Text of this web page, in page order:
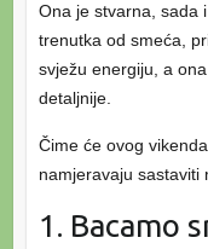
Ona je stvarna, sada
trenutka od smeća,
svježu energiju, a
detaljnije.
Čime će ovog
namjeravaju sastaviti
1. Bacamo